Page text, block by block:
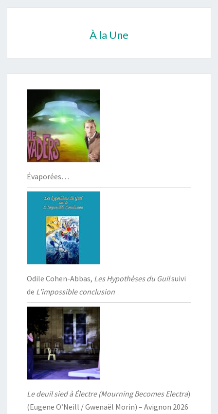
À la Une
Évaporées…
Odile Cohen-Abbas, Les Hypothèses du Guilsuivi
de L’impossible conclusion
Le deuil sied à Électre (Mourning Becomes Electra)
(Eugene O’Neill / Gwenaël Morin) – Avignon 2026